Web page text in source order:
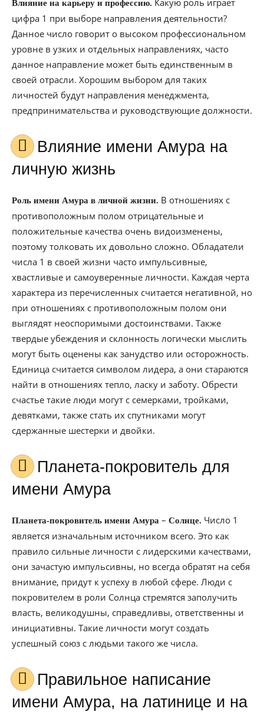
Влияние на карьеру и профессию. Какую роль играет
цифра 1 при выборе направления деятельности?
Данное число говорит о высоком профессиональном
уровне в узких и отдельных направлениях, часто
данное направление может быть единственным в
своей отрасли. Хорошим выбором для таких
личностей будут направления менеджмента,
предпринимательства и руководствующие должности.
Влияние имени Амура на
личную жизнь
Роль имени Амура в личной жизни. В отношениях с
противоположным полом отрицательные и
положительные качества очень видоизменены,
поэтому толковать их довольно сложно. Обладатели
числа 1 в своей жизни часто импульсивные,
хвастливые и самоуверенные личности. Каждая черта
характера из перечисленных считается негативной, но
при отношениях с противоположным полом они
выглядят неоспоримыми достоинствами. Также
твердые убеждения и склонность логически мыслить
могут быть оценены как занудство или осторожность.
Единица считается символом лидера, а они стараются
найти в отношениях тепло, ласку и заботу. Обрести
счастье такие люди могут с семерками, тройками,
девятками, также стать их спутниками могут
сдержанные шестерки и двойки.
Планета-покровитель для
имени Амура
Планета-покровитель имени Амура – Солнце. Число 1
является изначальным источником всего. Это как
правило сильные личности с лидерскими качествами,
они зачастую импульсивны, но всегда обратят на себя
внимание, придут к успеху в любой сфере. Люди с
покровителем в роли Солнца стремятся заполучить
власть, великодушны, справедливы, ответственны и
инициативны. Такие личности могут создать
успешный союз с людьми такого же числа.
Правильное написание
имени Амура, на латинице и на